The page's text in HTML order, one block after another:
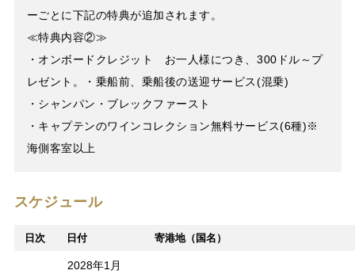
ーごとに下記の特典が追加されます。
≪特典内容②≫
・オンボードクレジット お一人様につき、300ドル～プ
レゼント。・乗船前、乗船後の送迎サービス(混乗)
・シャンパン・ブレックファースト
・キャプテンのワインコレクション無料サービス(6種)※
海側客室以上
スケジュール
日次 日付 寄港地（国名）
2028年1月